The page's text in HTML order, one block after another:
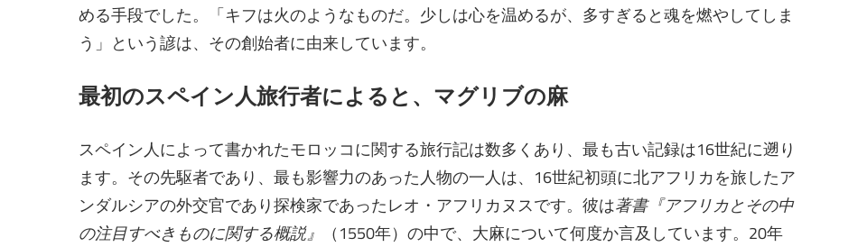
める手段でした。「キフは火のようなものだ。少しは心を温めるが、多すぎると魂を燃やしてしま
う」という諺は、その創始者に由来しています。
最初のスペイン人旅行者によると、マグリブの麻
スペイン人によって書かれたモロッコに関する旅行記は数多くあり、最も古い記録は16世紀に遡り
ます。その先駆者であり、最も影響力のあった人物の一人は、16世紀初頭に北アフリカを旅したア
ンダルシアの外交官であり探検家であったレオ・アフリカヌスです。彼は著書『アフリカとその中
の注目すべきものに関する概説』
（1550年）の中で、大麻について何度か言及しています。20年